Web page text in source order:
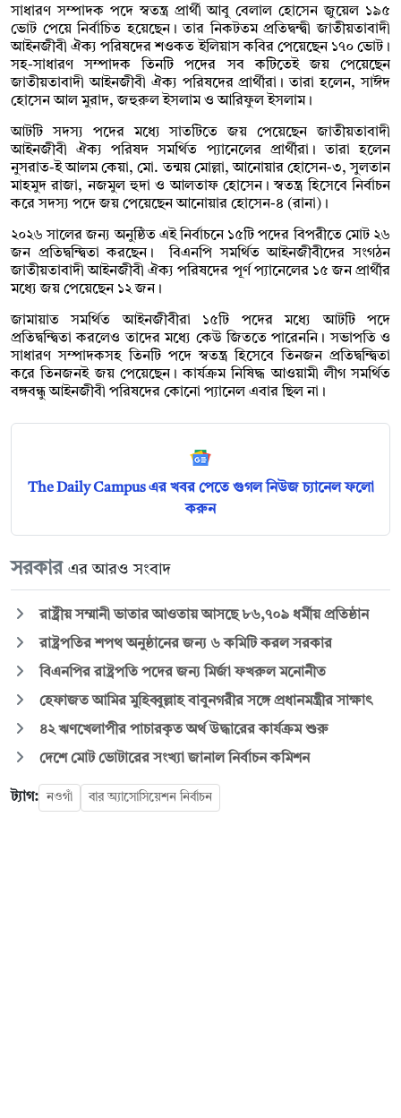
সাধারণ সম্পাদক পদে স্বতন্ত্র প্রার্থী আবু বেলাল হোসেন জুয়েল ১৯৫
ভোট পেয়ে নির্বাচিত হয়েছেন। তার নিকটতম প্রতিদ্বন্দ্বী জাতীয়তাবাদী
আইনজীবী ঐক্য পরিষদের শওকত ইলিয়াস কবির পেয়েছেন ১৭০ ভোট।
সহ-সাধারণ সম্পাদক তিনটি পদের সব কটিতেই জয় পেয়েছেন
জাতীয়তাবাদী আইনজীবী ঐক্য পরিষদের প্রার্থীরা। তারা হলেন, সাঈদ
হোসেন আল মুরাদ, জহুরুল ইসলাম ও আরিফুল ইসলাম।
আটটি সদস্য পদের মধ্যে সাতটিতে জয় পেয়েছেন জাতীয়তাবাদী
আইনজীবী ঐক্য পরিষদ সমর্থিত প্যানেলের প্রার্থীরা। তারা হলেন
নুসরাত-ই আলম কেয়া, মো. তন্ময় মোল্লা, আনোয়ার হোসেন-৩, সুলতান
মাহমুদ রাজা, নজমুল হুদা ও আলতাফ হোসেন। স্বতন্ত্র হিসেবে নির্বাচন
করে সদস্য পদে জয় পেয়েছেন আনোয়ার হোসেন-৪ (রানা)।
২০২৬ সালের জন্য অনুষ্ঠিত এই নির্বাচনে ১৫টি পদের বিপরীতে মোট ২৬
জন প্রতিদ্বন্দ্বিতা করছেন। বিএনপি সমর্থিত আইনজীবীদের সংগঠন
জাতীয়তাবাদী আইনজীবী ঐক্য পরিষদের পূর্ণ প্যানেলের ১৫ জন প্রার্থীর
মধ্যে জয় পেয়েছেন ১২ জন।
জামায়াত সমর্থিত আইনজীবীরা ১৫টি পদের মধ্যে আটটি পদে
প্রতিদ্বন্দ্বিতা করলেও তাদের মধ্যে কেউ জিততে পারেননি। সভাপতি ও
সাধারণ সম্পাদকসহ তিনটি পদে স্বতন্ত্র হিসেবে তিনজন প্রতিদ্বন্দ্বিতা
করে তিনজনই জয় পেয়েছেন। কার্যক্রম নিষিদ্ধ আওয়ামী লীগ সমর্থিত
বঙ্গবন্ধু আইনজীবী পরিষদের কোনো প্যানেল এবার ছিল না।
The Daily Campus এর খবর পেতে গুগল নিউজ চ্যানেল ফলো
করুন
সরকার এর আরও সংবাদ
রাষ্ট্রীয় সম্মানী ভাতার আওতায় আসছে ৮৬,৭০৯ ধর্মীয় প্রতিষ্ঠান
রাষ্ট্রপতির শপথ অনুষ্ঠানের জন্য ৬ কমিটি করল সরকার
বিএনপির রাষ্ট্রপতি পদের জন্য মির্জা ফখরুল মনোনীত
হেফাজত আমির মুহিব্বুল্লাহ বাবুনগরীর সঙ্গে প্রধানমন্ত্রীর সাক্ষাৎ
৪২ ঋণখেলাপীর পাচারকৃত অর্থ উদ্ধারের কার্যক্রম শুরু
দেশে মোট ভোটারের সংখ্যা জানাল নির্বাচন কমিশন
ট্যাগ: নওগাঁ বার অ্যাসোসিয়েশন নির্বাচন